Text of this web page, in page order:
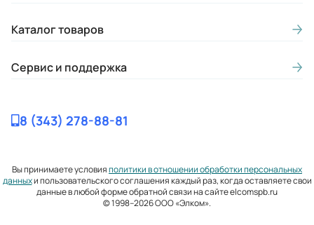
Каталог товаров
Сервис и поддержка
8 (343) 278-88-81
Вы принимаете условияполитики в отношении обработки персональных
данныхи пользовательского соглашения каждый раз, когда оставляете свои
данные в любой форме обратной связи на сайте elcomspb.ru
© 1998–2026 ООО «Элком».